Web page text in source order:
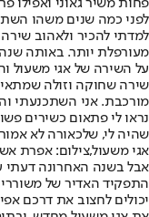
פחות משיר גאוני ואפילו
לפני כמה שנים משהו
למדתי להכיר ולאהוב
מעורפלת יותר. באותה
על השירה של אגי משעול
שירה שחוקה וזולה
מורכבת. אני השתכנעתי
נראו לי פתאום כשירים
שהיה לי, שלכאורה לא
אגי משעול,צילום: אפרת
אבל בשנה האחרונה
התפקיד האדיר של
יכולים לחצוב את דרכם